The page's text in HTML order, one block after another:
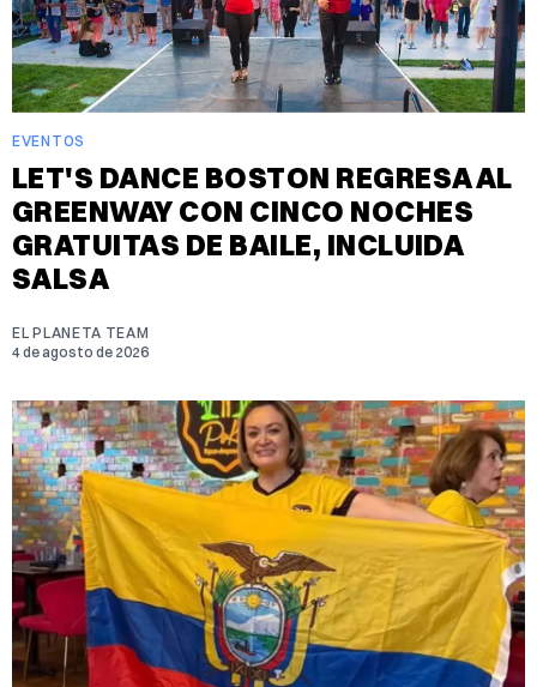
EVENTOS
LET'S DANCE BOSTON REGRESA AL
GREENWAY CON CINCO NOCHES
GRATUITAS DE BAILE, INCLUIDA
SALSA
EL PLANETA TEAM
4 de agosto de 2026